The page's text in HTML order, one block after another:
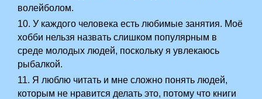
волейболом.
10. У каждого человека есть любимые занятия. Моё
хобби нельзя назвать слишком популярным в
среде молодых людей, поскольку я увлекаюсь
рыбалкой.
11. Я люблю читать и мне сложно понять людей,
которым не нравится делать это, потому что книги